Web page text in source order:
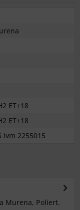
ET+18
ET+18
ivm 2255015
Murena, Poliert.